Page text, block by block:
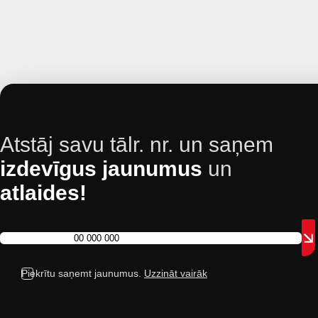
Atstāj savu tālr. nr. un saņem
izdevīgus jaunumus un
atlaides!
Piekrītu saņemt jaunumus. Uzzināt vairāk